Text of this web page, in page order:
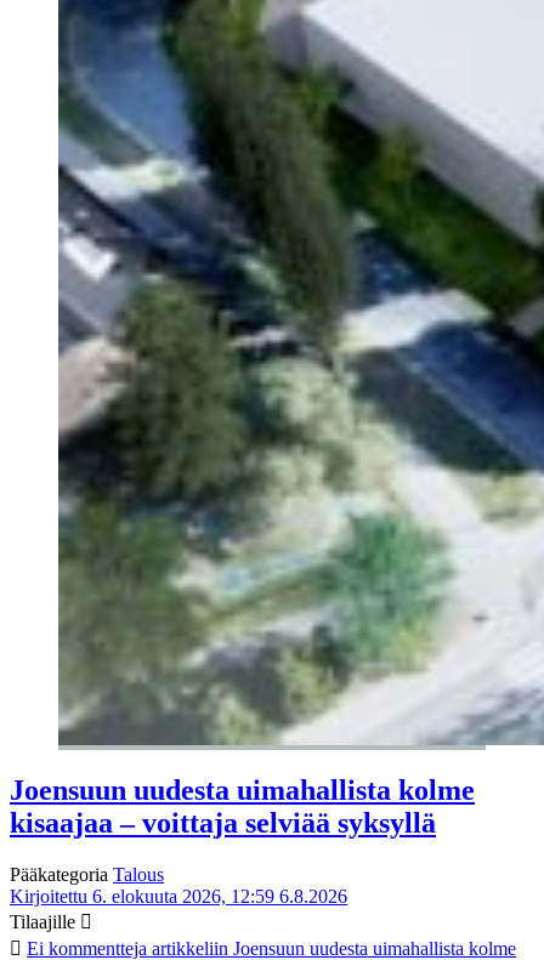
Joensuun uudesta uimahallista kolme
kisaajaa – voittaja selviää syksyllä
Pääkategoria Talous
Kirjoitettu 6. elokuuta 2026, 12:59 6.8.2026
Tilaajille
Ei kommentteja artikkeliin Joensuun uudesta uimahallista kolme